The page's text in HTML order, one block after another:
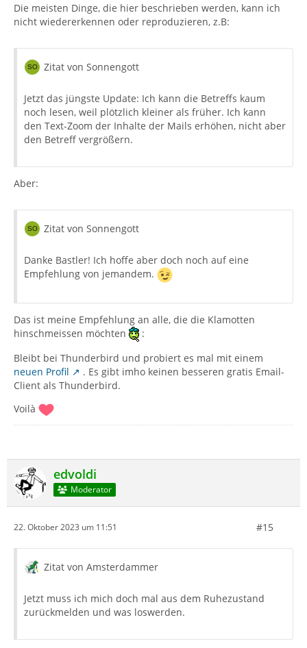
Die meisten Dinge, die hier beschrieben werden, kann ich
nicht wiedererkennen oder reproduzieren, z.B:
Zitat von Sonnengott
Jetzt das jüngste Update: Ich kann die Betreffs kaum
noch lesen, weil plötzlich kleiner als früher. Ich kann
den Text-Zoom der Inhalte der Mails erhöhen, nicht aber
den Betreff vergrößern.
Aber:
Zitat von Sonnengott
Danke Bastler! Ich hoffe aber doch noch auf eine
Empfehlung von jemandem.
Das ist meine Empfehlung an alle, die die Klamotten
hinschmeissen möchten
:
Bleibt bei Thunderbird und probiert es mal mit einem
neuen Profil
. Es gibt imho keinen besseren gratis Email-
Client als Thunderbird.
Voilà
edvoldi
Moderator
22. Oktober 2023 um 11:51 #15
Zitat von Amsterdammer
Jetzt muss ich mich doch mal aus dem Ruhezustand
zurückmelden und was loswerden.